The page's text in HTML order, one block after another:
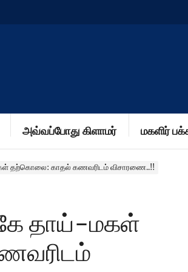
அவ்வப்போது கிளாமர் மகளிர்
தற்கொலை: காதல் கணவரிடம் விசாரணை..!!
தாய்-மகள்